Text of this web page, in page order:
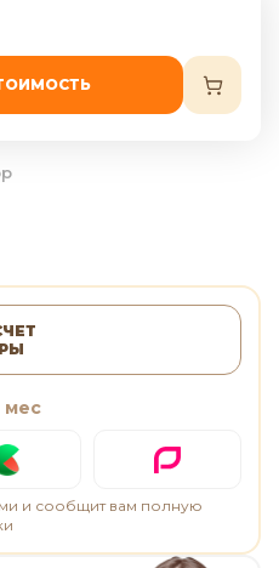
мес
и сообщит вам полную